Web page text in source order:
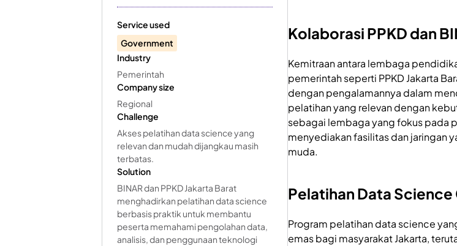
Service used
Government
Industry
Pemerintah
Company size
Regional
Challenge
Akses pelatihan data science yang
relevan dan mudah dijangkau masih
terbatas.
Solution
BINAR dan PPKD Jakarta Barat
menghadirkan pelatihan data science
berbasis praktik untuk membantu
peserta memahami pengolahan data,
analisis, dan penggunaan teknologi
Kolaborasi PPKD dan
Kemitraan antara lembaga
pemerintah seperti PPKD Jakarta
dengan pengalamannya dalam
pelatihan yang relevan dengan
sebagai lembaga yang fokus pada
menyediakan fasilitas dan jaringan
muda.
Pelatihan Data Science
Program pelatihan data science
emas bagi masyarakat Jakarta,